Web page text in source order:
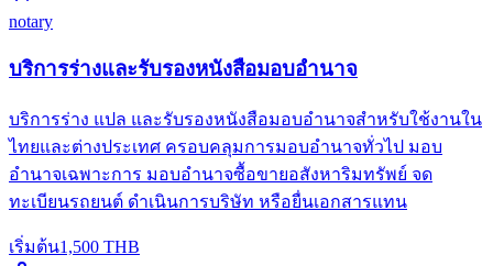
notary
บริการร่างและรับรองหนังสือมอบอำนาจ
บริการร่าง แปล และรับรองหนังสือมอบอำนาจสำหรับใช้งานใน
ไทยและต่างประเทศ ครอบคลุมการมอบอำนาจทั่วไป มอบ
อำนาจเฉพาะการ มอบอำนาจซื้อขายอสังหาริมทรัพย์ จด
ทะเบียนรถยนต์ ดำเนินการบริษัท หรือยื่นเอกสารแทน
เริ่มต้น1,500 THB